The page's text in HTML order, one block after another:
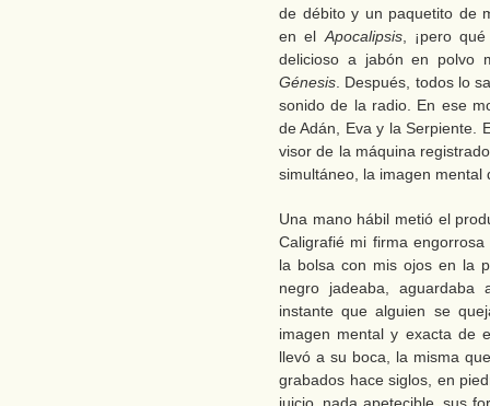
de débito y un paquetito de
en el Apocalipsis, ¡pero
delicioso a jabón en polvo
Génesis . Después, todos lo
sonido de la radio. En ese
de Adán, Eva y la Serpiente.
visor de la máquina
simultáneo, la imagen mental
Una mano hábil metió el
Caligrafié mi firma
la bolsa con mis ojos en la
negro jadeaba,
instante que alguien se
imagen mental y exacta de
llevó a su boca, la misma
grabados hace siglos, en